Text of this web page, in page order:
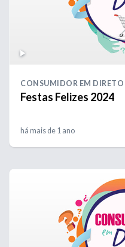
CONSUMIDOR EM DIRETO
Festas Felizes 2024
há mais de 1 ano